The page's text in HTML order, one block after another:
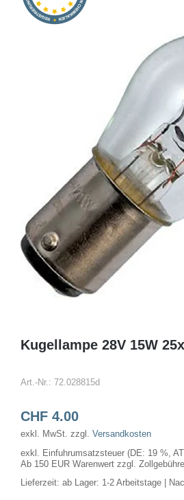
Kugellampe 28V 15W
Art.-Nr.: 72.028815d
CHF4.00
exkl. MwSt. zzgl. Versandkosten
exkl. Einfuhrumsatzsteuer (DE: 19 %,
Ab 150 EUR Warenwert zzgl.
Lieferzeit: ab Lager: 1-2 Arbeitstage |